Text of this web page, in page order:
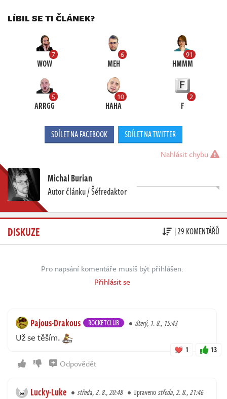
LÍBIL SE TI ČLÁNEK?
7
WOW
6
MEH
91
HMMM
5
ARRGG
10
HAHA
2
F
SDÍLET NA FACEBOOK SDÍLET NA TWITTER
Nahlásit chybu
Michal Burian
Autor článku / Šéfredaktor
DISKUZE | 29 KOMENTÁŘŮ
Pro napsání komentáře musíš být přihlášen.
Přihlásit se
Pajous-Drakous ROCKETCLUB úterý, 1. 8., 15:43
Už se těším.
1 13
Odpovědět
Lucky-Luke středa, 2. 8., 20:48 Upravenostředa, 2. 8., 21:46